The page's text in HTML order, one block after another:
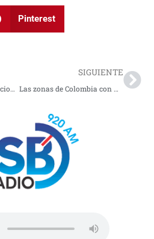
Pinterest
Horóscopo de hoy: predicciones para el 6 de julio de 2026
SIGUIENTE
Las zonas de Colombia con mayor amenaza sísmica; estos son los departamentos más vulnerables a un sismo